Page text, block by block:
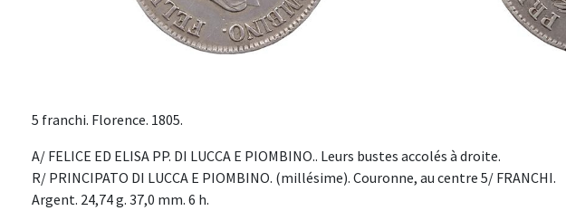
5 franchi. Florence. 1805.
A/ FELICE ED ELISA PP. DI LUCCA E PIOMBINO.. Leurs bustes accolés à droite.
R/ PRINCIPATO DI LUCCA E PIOMBINO. (millésime). Couronne, au centre 5/ FRANCHI.
Argent. 24,74 g. 37,0 mm. 6 h.